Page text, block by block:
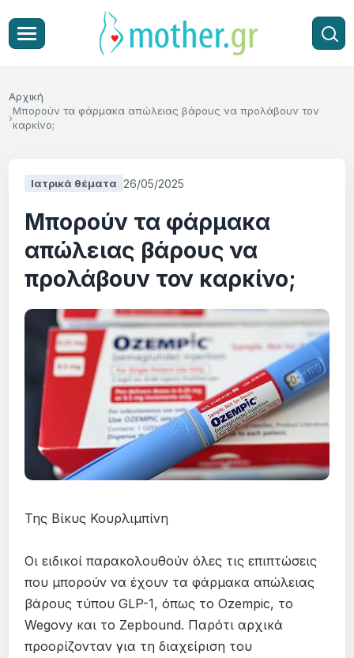
Αρχική
Μπορούν τα φάρμακα απώλειας βάρους να προλάβουν τον
καρκίνο;
Ιατρικά θέματα 26/05/2025
Μπορούν τα φάρμακα
απώλειας βάρους να
προλάβουν τον καρκίνο;
Της Βίκυς Κουρλιμπίνη
Οι ειδικοί παρακολουθούν όλες τις επιπτώσεις
που μπορούν να έχουν τα φάρμακα απώλειας
βάρους τύπου GLP-1, όπως το Ozempic, το
Wegovy και το Zepbound. Παρότι αρχικά
προορίζονταν για τη διαχείριση του